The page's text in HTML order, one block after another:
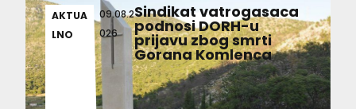
AKTUA
LNO
09.08.2
026
Sindikat vatrogasaca
podnosi DORH-u
prijavu zbog smrti
Gorana Komlenca